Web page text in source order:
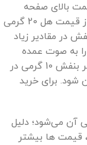
بالای صفحه
بیشتر از قیمت هل 20 گرمی
در مقادیر زیاد
به صوت عمده
خریداری کنید. طبیعی است که قیمت هل اکبر بنفش 10 گرمی در
شود. برای خرید
تر از بسته 10 گرمی آن می‌شود؛ دلیل
قیمت ها بیشتر